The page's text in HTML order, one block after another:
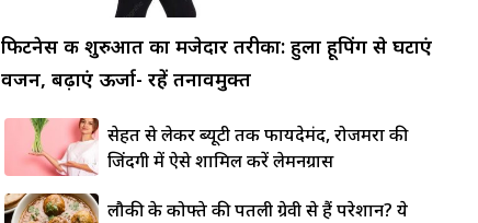
फिटनेस की शुरुआत का मजेदार तरीका: हुला हूपिंग से घटाएं
वजन, बढ़ाएं ऊर्जा- रहें तनावमुक्त
सेहत से लेकर ब्यूटी तक फायदेमंद, रोजमर्रा की
जिंदगी में ऐसे शामिल करें लेमनग्रास
लौकी के कोफ्ते की पतली ग्रेवी से हैं परेशान? ये